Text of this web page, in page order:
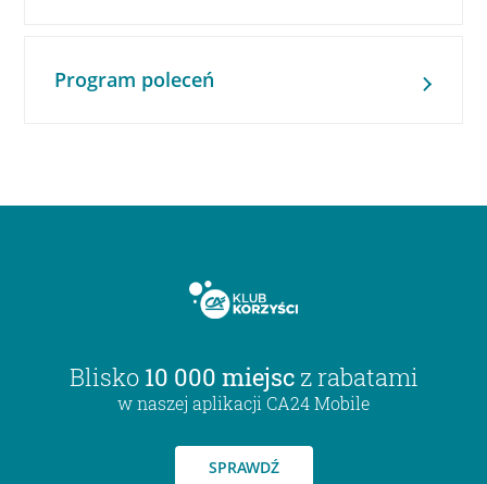
Program poleceń
Blisko 10 000 miejsc z rabatami
w naszej aplikacji CA24 Mobile
SPRAWDŹ